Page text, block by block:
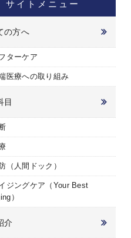
サイトメニュー
の方へ
ターケア
医療への取り組み
目
（人間ドック）
ジングケア（Your Best
）
介